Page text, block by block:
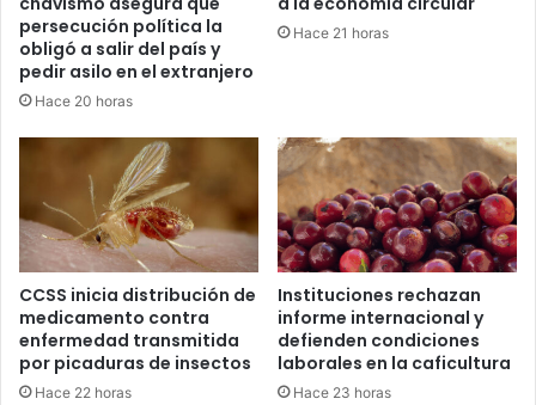
persecución política la
obligó a salir del país y
pedir asilo en el extranjero
Hace 20 horas
Hace 21 horas
CCSS inicia distribución de
medicamento contra
enfermedad transmitida
por picaduras de insectos
Hace 22 horas
Instituciones rechazan
informe internacional y
defienden condiciones
laborales en la caficultura
Hace 23 horas